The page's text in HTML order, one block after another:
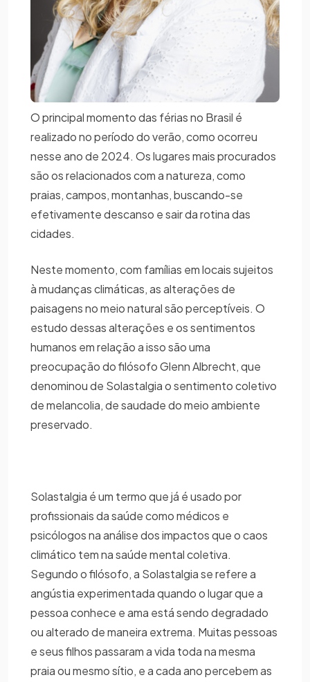
O principal momento das férias no Brasil é
realizado no período do verão, como ocorreu
nesse ano de 2024. Os lugares mais procurados
são os relacionados com a natureza, como
praias, campos, montanhas, buscando-se
efetivamente descanso e sair da rotina das
cidades.
Neste momento, com famílias em locais sujeitos
à mudanças climáticas, as alterações de
paisagens no meio natural são perceptíveis. O
estudo dessas alterações e os sentimentos
humanos em relação a isso são uma
preocupação do filósofo Glenn Albrecht, que
denominou de Solastalgia o sentimento coletivo
de melancolia, de saudade do meio ambiente
preservado.
Solastalgia é um termo que já é usado por
profissionais da saúde como médicos e
psicólogos na análise dos impactos que o caos
climático tem na saúde mental coletiva.
Segundo o filósofo, a Solastalgia se refere a
angústia experimentada quando o lugar que a
pessoa conhece e ama está sendo degradado
ou alterado de maneira extrema. Muitas pessoas
e seus filhos passaram a vida toda na mesma
praia ou mesmo sítio, e a cada ano percebem as